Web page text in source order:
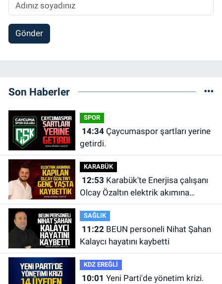
Gönder
Son Haberler
SPOR
14:34Çaycumaspor şartları yerine
getirdi.
KARABÜK
12:53
Olcay Özaltın elektrik akımına
kapılarak hayatını kaybetti.
SAĞLIK
11:22BEUN personeli Nihat Şahan
Kalaycı hayatını kaybetti
KDZ EREĞLİ
10:01